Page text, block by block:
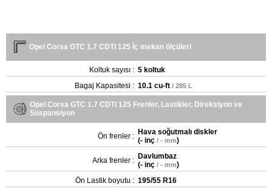
Opel Corsa GTC 1.7 CDTI 125 İç mekan ölçüleri
Koltuk sayısı : 5 koltuk
Bagaj Kapasitesi : 10.1 cu-ft / 285 L
Opel Corsa GTC 1.7 CDTI 125 Frenler, Lastikler, Direksiyon ve
Süspansiyon
Ön frenler : Hava soğutmalı diskler
(- inç / - mm)
Arka frenler : Davlumbaz
(- inç / - mm)
Ön Lastik boyutu : 195/55 R16